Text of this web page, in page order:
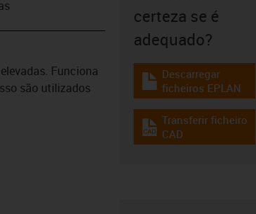
Funciona
são utilizados
certeza se é
adequado?
igus-icon-download-plan
Descarregar
ficheiros EPLAN
igus-icon-cad-dateien
Transferir ficheiro
CAD